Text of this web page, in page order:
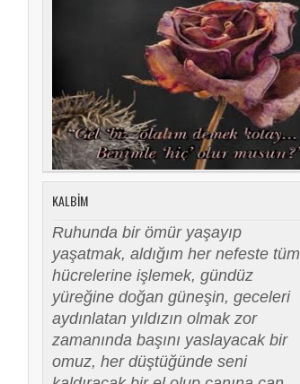
KALBIM
Ruhunda bir ömür yaşayıp
yaşatmak, aldığım her nefeste tüm
hücrelerine işlemek, gündüz
yüreğine doğan güneşin, geceleri
aydınlatan yıldızın olmak zor
zamanında başını yaslayacak bir
omuz, her düştüğünde seni